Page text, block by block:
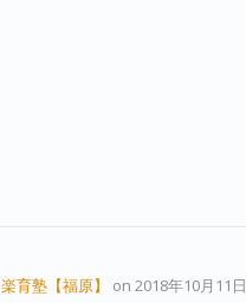
楽育塾【福原】 on 2018年10月11日